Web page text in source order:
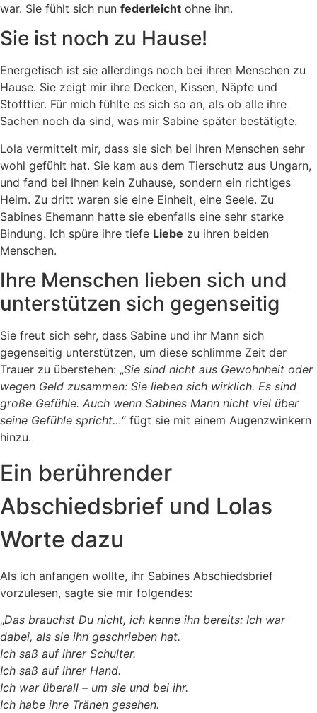
war. Sie fühlt sich nun federleicht ohne ihn.
Sie ist noch zu Hause!
Energetisch ist sie allerdings noch bei ihren Menschen zu
Hause. Sie zeigt mir ihre Decken, Kissen, Näpfe und
Stofftier. Für mich fühlte es sich so an, als ob alle ihre
Sachen noch da sind, was mir Sabine später bestätigte.
Lola vermittelt mir, dass sie sich bei ihren Menschen sehr
wohl gefühlt hat. Sie kam aus dem Tierschutz aus Ungarn,
und fand bei Ihnen kein Zuhause, sondern ein richtiges
Heim. Zu dritt waren sie eine Einheit, eine Seele. Zu
Sabines Ehemann hatte sie ebenfalls eine sehr starke
Bindung. Ich spüre ihre tiefe Liebe zu ihren beiden
Menschen.
Ihre Menschen lieben sich und
unterstützen sich gegenseitig
Sie freut sich sehr, dass Sabine und ihr Mann sich
gegenseitig unterstützen, um diese schlimme Zeit der
Trauer zu überstehen: „Sie sind nicht aus Gewohnheit oder
wegen Geld zusammen: Sie lieben sich wirklich. Es sind
große Gefühle. Auch wenn Sabines Mann nicht viel über
seine Gefühle spricht…“ fügt sie mit einem Augenzwinkern
hinzu.
Ein berührender
Abschiedsbrief und Lolas
Worte dazu
Als ich anfangen wollte, ihr Sabines Abschiedsbrief
vorzulesen, sagte sie mir folgendes:
„Das brauchst Du nicht, ich kenne ihn bereits: Ich war
dabei, als sie ihn geschrieben hat.
Ich saß auf ihrer Schulter.
Ich saß auf ihrer Hand.
Ich war überall – um sie und bei ihr.
Ich habe ihre Tränen gesehen.